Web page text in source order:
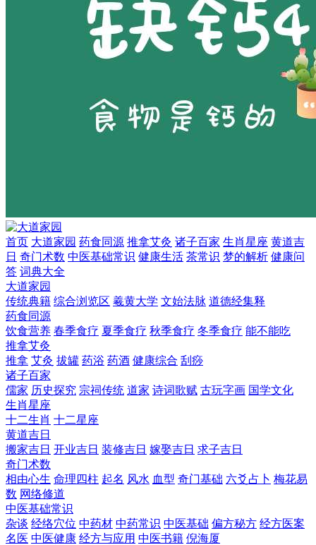
首页 大道家园 药食同源 推拿艾灸 诸子百家 生肖星座 黄道吉
日 奇门术数 中医基础常识 健康生活 茶常识 梦的解析 健康问
答 词典大全
大道家园
传统典籍 综合浏览区 羲黄大学 文始法脉 道德经集释
药食同源
饮食营养 春季食疗 夏季食疗 秋季食疗 冬季食疗 能不能吃
推拿艾灸
推拿 艾灸 拔罐 药浴 药酒 健康综合 刮痧
诸子百家
儒家 历史探究 宗祠传统 道家 诗词歌赋 古玩字画 国学文化
生肖星座
十二生肖 十二星座
黄道吉日
搬家吉日 开业吉日 装修吉日 嫁娶吉日 求子吉日
奇门术数
相由心生 命理四柱 起名 风水 血型 奇门基础 六爻占卜 梅花易
数 网络修道
中医基础常识
杂谈 经络穴位 中药材 中药常识 中医基础 偏方秘方 经方医案
名医 中医健康 经方与应用 中医书籍 倪海厦